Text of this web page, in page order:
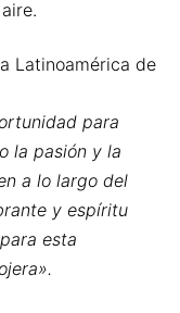
Latinoamérica de
para
la pasión y la
a lo largo del
y espíritu
esta